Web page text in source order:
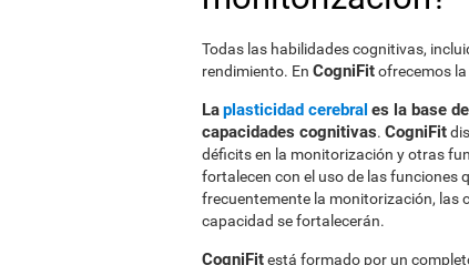
Todas las habilidades cognitivas,
rendimiento. En CogniFitofrecemos
Laplasticidad cerebral es la base
capacidades cognitivas. CogniFit
déficits en la monitorización y otras
fortalecen con el uso de las funciones
frecuentemente la monitorización, las
capacidad se fortalecerán.
CogniFitestá formado por un